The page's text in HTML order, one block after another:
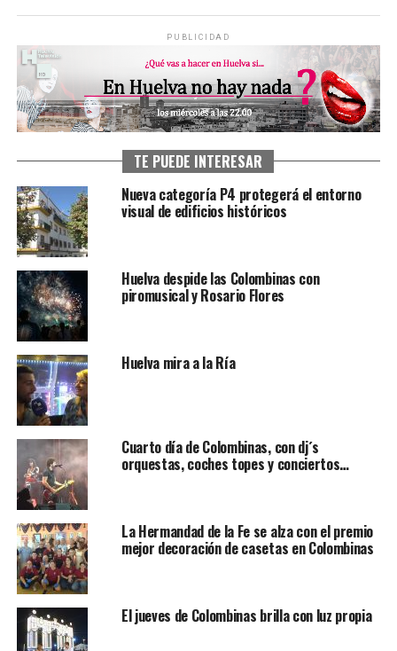
PUBLICIDAD
TE PUEDE INTERESAR
Nueva categoría P4 protegerá el entorno
visual de edificios históricos
Huelva despide las Colombinas con
piromusical y Rosario Flores
Huelva mira a la Ría
Cuarto día de Colombinas, con dj´s
orquestas, coches topes y conciertos…
La Hermandad de la Fe se alza con el premio
mejor decoración de casetas en Colombinas
El jueves de Colombinas brilla con luz propia